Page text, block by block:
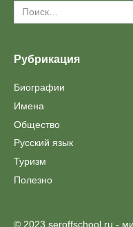
Search
for:
Рубрикация
Биографии
Имена
Общество
Русский язык
Туризм
Полезно
© 2023 seroffschool.ru -